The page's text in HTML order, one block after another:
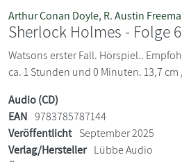
Arthur Conan Doyle, R. Austin
Sherlock Holmes - Folge
Watsons erster Fall. Hörspiel..
ca. 1 Stunden und 0 Minuten. 13,7 cm
Audio (CD)
EAN 9783785787144
Veröffentlicht September 2025
Verlag/Hersteller Lübbe Audio